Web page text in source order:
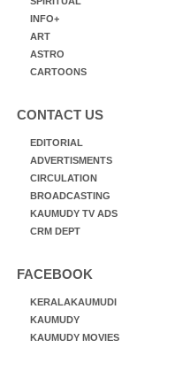
INFO+
ART
ASTRO
CARTOONS
CONTACT US
EDITORIAL
ADVERTISMENTS
CIRCULATION
BROADCASTING
KAUMUDY TV ADS
CRM DEPT
FACEBOOK
KERALAKAUMUDI
KAUMUDY
KAUMUDY MOVIES